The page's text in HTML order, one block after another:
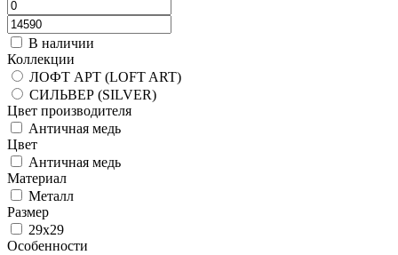
В наличии
Коллекции
ЛОФТ АРТ (LOFT ART)
СИЛЬВЕР (SILVER)
Цвет производителя
Античная медь
Цвет
Античная медь
Материал
Металл
Размер
29x29
Особенности